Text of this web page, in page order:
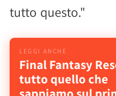
tutto questo."
Final Fantasy
tutto quello che